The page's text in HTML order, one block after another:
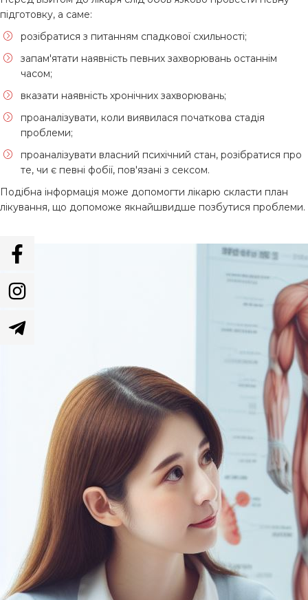
підготовку, а саме:
розібратися з питанням спадкової схильності;
запам'ятати наявність певних захворювань останнім
часом;
вказати наявність хронічних захворювань;
проаналізувати, коли виявилася початкова стадія
проблеми;
проаналізувати власний психічний стан, розібратися про
те, чи є певні фобії, пов'язані з сексом.
Подібна інформація може допомогти лікарю скласти план
лікування, що допоможе якнайшвидше позбутися проблеми.